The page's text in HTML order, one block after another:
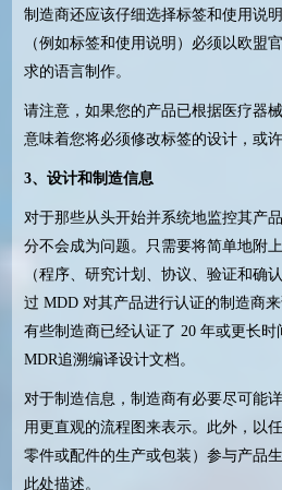
制造商还应该仔细选择标签和使用说
（例如标签和使用说明）必须以欧盟
求的语言制作。
请注意，如果您的产品已根据医疗器
意味着您将必须修改标签的设计，或
3、设计和制造信息
对于那些从头开始并系统地监控其产
分不会成为问题。只需要将简单地附
（程序、研究计划、协议、验证和确
过 MDD 对其产品进行认证的制造商
有些制造商已经认证了 20 年或更长时
MDR追溯编译设计文档。
对于制造信息，制造商有必要尽可能
用更直观的流程图来表示。此外，以
零件或配件的生产或包装）参与产品
此处描述。